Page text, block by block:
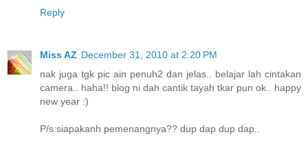
Reply
Miss AZ December 31, 2010 at 2:20 PM
nak juga tgk pic ain penuh2 dan jelas.. belajar lah cintakan
camera.. haha!! blog ni dah cantik tayah tkar pun ok.. happy
new year :)
P/s:siapakanh pemenangnya?? dup dap dup dap..